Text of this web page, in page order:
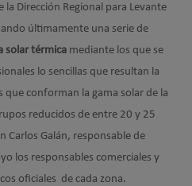
la Dirección Regional para Levante
últimamente una serie de
solar térmica mediante los que se
lo sencillas que resultan la
que conforman la gama solar de la
reducidos de entre 20 y 25
Carlos Galán, responsable de
los responsables comerciales y
oficiales de cada zona.